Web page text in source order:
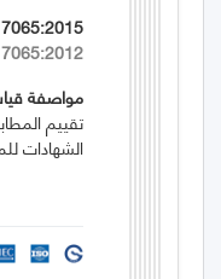
مواصفة
تقييم
الشهادات